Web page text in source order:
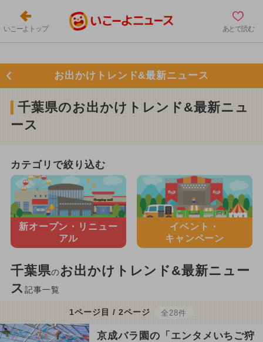
いこーよトップ あとで読む
お出かけトレンド&最新ニュース
千葉県のお出かけトレンド&最新ニュ
ース
カテゴリで絞り込む
新オープン・ リニュー
アル
イベント・
キャンペーン
千葉県のお出かけトレンド&最新ニュー
ス 記事一覧
1ページ目 / 2ページ 全28件
京成バラ園の「エンタメいちご狩